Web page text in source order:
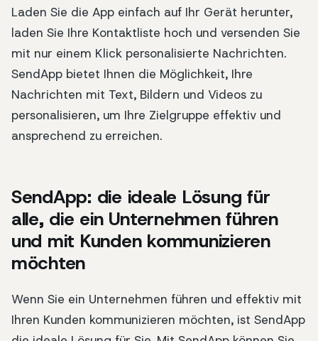
Laden Sie die App einfach auf Ihr Gerät herunter,
laden Sie Ihre Kontaktliste hoch und versenden Sie
mit nur einem Klick personalisierte Nachrichten.
SendApp bietet Ihnen die Möglichkeit, Ihre
Nachrichten mit Text, Bildern und Videos zu
personalisieren, um Ihre Zielgruppe effektiv und
ansprechend zu erreichen.
SendApp: die ideale Lösung für
alle, die ein Unternehmen führen
und mit Kunden kommunizieren
möchten
Wenn Sie ein Unternehmen führen und effektiv mit
Ihren Kunden kommunizieren möchten, ist SendApp